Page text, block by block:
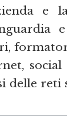
e
delle reti